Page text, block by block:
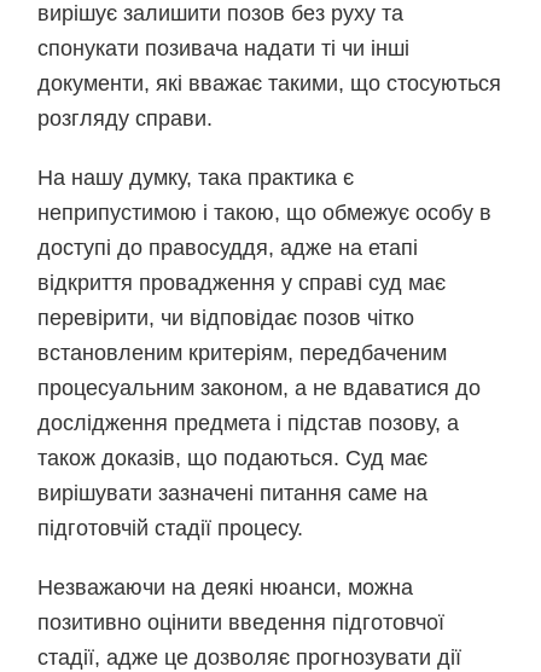
вирішує залишити позов без руху та
спонукати позивача надати ті чи інші
документи, які вважає такими, що стосуються
розгляду справи.
На нашу думку, така практика є
неприпустимою і такою, що обмежує особу в
доступі до правосуддя, адже на етапі
відкриття провадження у справі суд має
перевірити, чи відповідає позов чітко
встановленим критеріям, передбаченим
процесуальним законом, а не вдаватися до
дослідження предмета і підстав позову, а
також доказів, що подаються. Суд має
вирішувати зазначені питання саме на
підготовчій стадії процесу.
Незважаючи на деякі нюанси, можна
позитивно оцінити введення підготовчої
стадії, адже це дозволяє прогнозувати дії